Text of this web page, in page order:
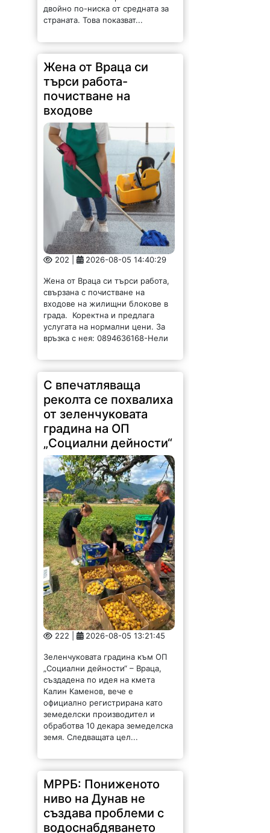
202 | 2026-08-05 14:40:29
Жена от Враца си търси работа,
свързана с почистване на
входове на жилищни блокове в
града. Коректна и предлага
услугата на нормални цени. За
връзка с нея: 0894636168-Нели
С впечатляваща
реколта се похвалиха
от зеленчуковата
градина на ОП
„Социални дейности“
222 | 2026-08-05 13:21:45
Зеленчуковата градина към ОП
„Социални дейности“ – Враца,
създадена по идея на кмета
Калин Каменов, вече е
официално регистрирана като
земеделски производител и
обработва 10 декара земеделска
земя. Следващата цел...
МРРБ: Пониженото
ниво на Дунав не
създава проблеми с
водоснабдяването
200 | 2026-08-05 12:58:22
Пониженото ниво на Дунав не
създава проблеми с
водоснабдяването на населените
места по поречието на реката
към момента, сочат актуалните
данни на Министерството на
регионалното развитие и